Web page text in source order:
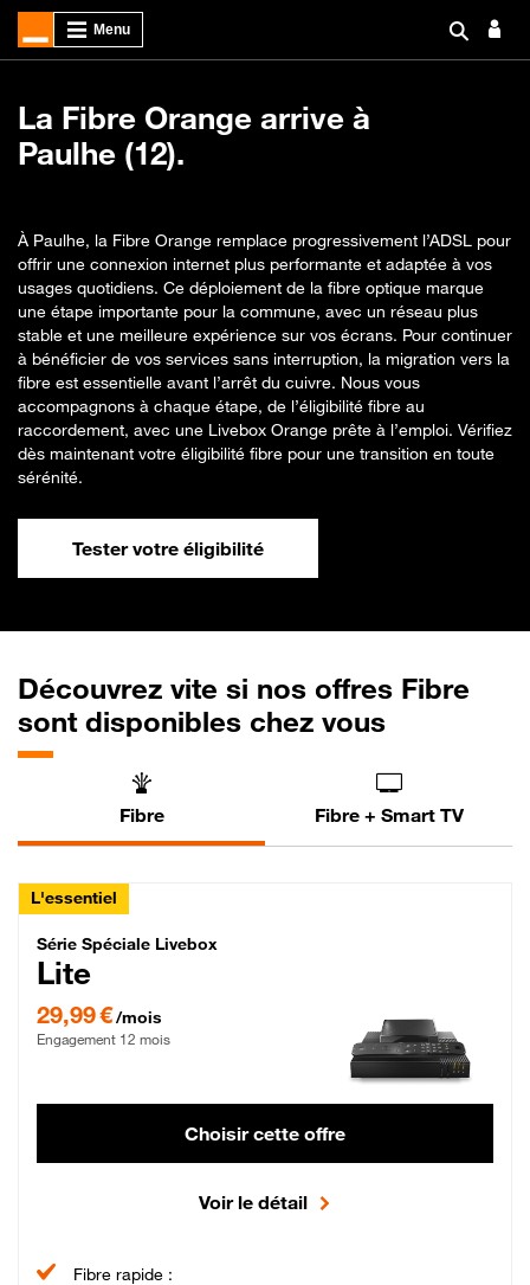
La Fibre Orange arrive à
Paulhe (12).
À Paulhe, la Fibre Orange remplace progressivement l’ADSL pour
offrir une connexion internet plus performante et adaptée à vos
usages quotidiens. Ce déploiement de la fibre optique marque
une étape importante pour la commune, avec un réseau plus
stable et une meilleure expérience sur vos écrans. Pour continuer
à bénéficier de vos services sans interruption, la migration vers la
fibre est essentielle avant l’arrêt du cuivre. Nous vous
accompagnons à chaque étape, de l’éligibilité fibre au
raccordement, avec une Livebox Orange prête à l’emploi. Vérifiez
dès maintenant votre éligibilité fibre pour une transition en toute
sérénité.
Tester votre éligibilité
Découvrez vite si nos offres Fibre
sont disponibles chez vous
Fibre Fibre + Smart TV
L'essentiel
Série Spéciale Livebox Lite Fibre
Série Spéciale Livebox
Lite
29,99 €/mois
Engagement 12 mois
Choisir cette offre
Voir le détail
Fibre rapide :